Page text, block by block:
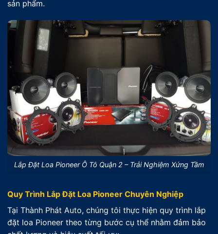
sản phẩm.
Lắp Đặt Loa Pioneer Ô Tô Quận 2 – Trải Nghiệm Xứng Tầm
Quy Trình Lắp Đặt Loa Pioneer Chuyên Nghiệp
Tại Thành Phát Auto, chúng tôi thực hiện quy trình lắp
đặt loa Pioneer theo từng bước cụ thể nhằm đảm bảo